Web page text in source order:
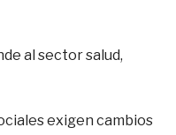
al sector salud,
exigen cambios